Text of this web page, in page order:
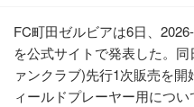
FC町田ゼルビアは6日、
を公式サイトで発表した。
ァンクラブ)先行1次販売を
ィールドプレーヤー用につ